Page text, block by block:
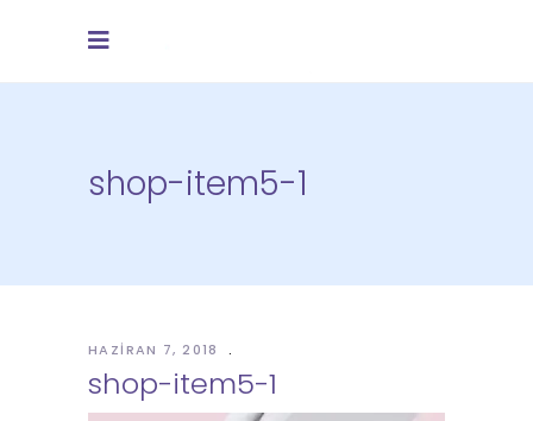
shop-item5-1
HAZIRAN 7, 2018
shop-item5-1